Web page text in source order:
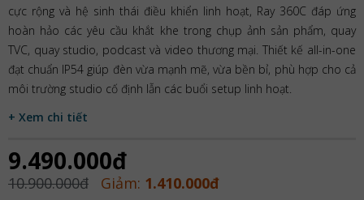
cực rộng và hệ sinh thái điều khiển linh hoạt, Ray 360C đáp ứng
hoàn hảo các yêu cầu khắt khe trong chụp ảnh sản phẩm, quay
TVC, quay studio, podcast và video thương mại. Thiết kế all-in-one
đạt chuẩn IP54 giúp đèn vừa mạnh mẽ, vừa bền bỉ, phù hợp cho cả
môi trường studio cố định lẫn các buổi setup linh hoạt.
+ Xem chi tiết
9.490.000đ
10.900.000đ Giảm: 1.410.000đ